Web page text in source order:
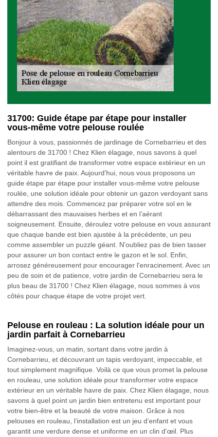
31700: Guide étape par étape pour installer
vous-même votre pelouse roulée
Bonjour à vous, passionnés de jardinage de Cornebarrieu et des
alentours de 31700 ! Chez Klien élagage, nous savons à quel
point il est gratifiant de transformer votre espace extérieur en un
véritable havre de paix. Aujourd'hui, nous vous proposons un
guide étape par étape pour installer vous-même votre pelouse
roulée, une solution idéale pour obtenir un gazon verdoyant sans
attendre des mois. Commencez par préparer votre sol en le
débarrassant des mauvaises herbes et en l’aérant
soigneusement. Ensuite, déroulez votre pelouse en vous assurant
que chaque bande est bien ajustée à la précédente, un peu
comme assembler un puzzle géant. N'oubliez pas de bien tasser
pour assurer un bon contact entre le gazon et le sol. Enfin,
arrosez généreusement pour encourager l'enracinement. Avec un
peu de soin et de patience, votre jardin de Cornebarrieu sera le
plus beau de 31700 ! Chez Klien élagage, nous sommes à vos
côtés pour chaque étape de votre projet vert.
Pelouse en rouleau : La solution idéale pour un
jardin parfait à Cornebarrieu
Imaginez-vous, un matin, sortant dans votre jardin à
Cornebarrieu, et découvrant un tapis verdoyant, impeccable, et
tout simplement magnifique. Voilà ce que vous promet la pelouse
en rouleau, une solution idéale pour transformer votre espace
extérieur en un véritable havre de paix. Chez Klien élagage, nous
savons à quel point un jardin bien entretenu est important pour
votre bien-être et la beauté de votre maison. Grâce à nos
pelouses en rouleau, l’installation est un jeu d’enfant et vous
garantit une verdure dense et uniforme en un clin d'œil. Plus